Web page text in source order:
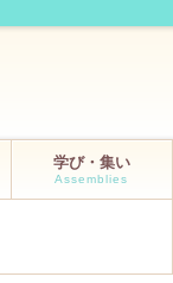
学び・集い
Assemblies